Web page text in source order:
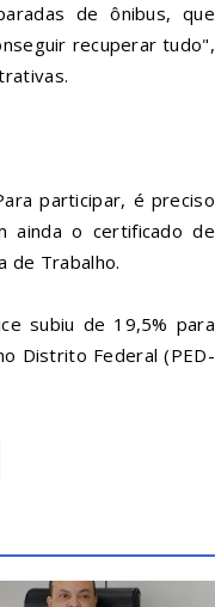
de ônibus, que
recuperar tudo",
participar, é preciso
ainda o certificado de
de Trabalho.
subiu de 19,5% para
Distrito Federal (PED-